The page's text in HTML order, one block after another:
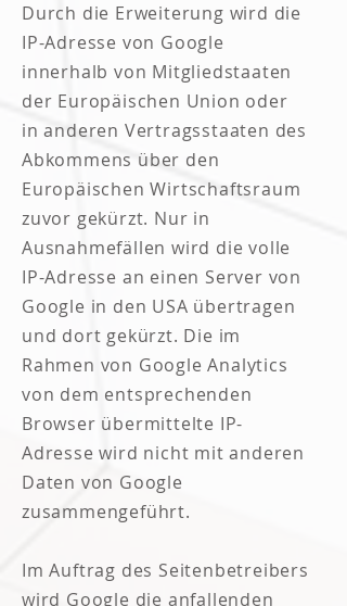
Durch die Erweiterung wird die
IP-Adresse von Google
innerhalb von Mitgliedstaaten
der Europäischen Union oder
in anderen Vertragsstaaten des
Abkommens über den
Europäischen Wirtschaftsraum
zuvor gekürzt. Nur in
Ausnahmefällen wird die volle
IP-Adresse an einen Server von
Google in den USA übertragen
und dort gekürzt. Die im
Rahmen von Google Analytics
von dem entsprechenden
Browser übermittelte IP-
Adresse wird nicht mit anderen
Daten von Google
zusammengeführt.
Im Auftrag des Seitenbetreibers
wird Google die anfallenden